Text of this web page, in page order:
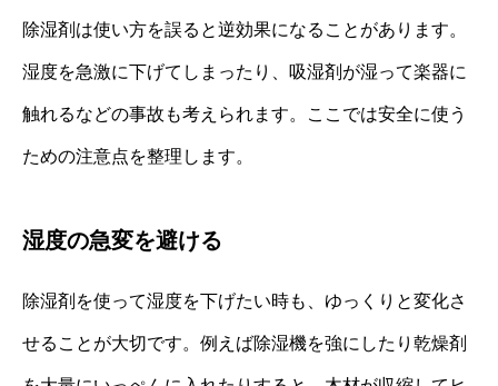
除湿剤は使い方を誤ると逆効果になることがあります。
湿度を急激に下げてしまったり、吸湿剤が湿って楽器に
触れるなどの事故も考えられます。ここでは安全に使う
ための注意点を整理します。
湿度の急変を避ける
除湿剤を使って湿度を下げたい時も、ゆっくりと変化さ
せることが大切です。例えば除湿機を強にしたり乾燥剤